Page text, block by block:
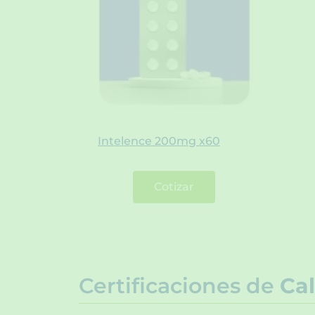
Intelence 200mg x60
Cotizar
Certificaciones de